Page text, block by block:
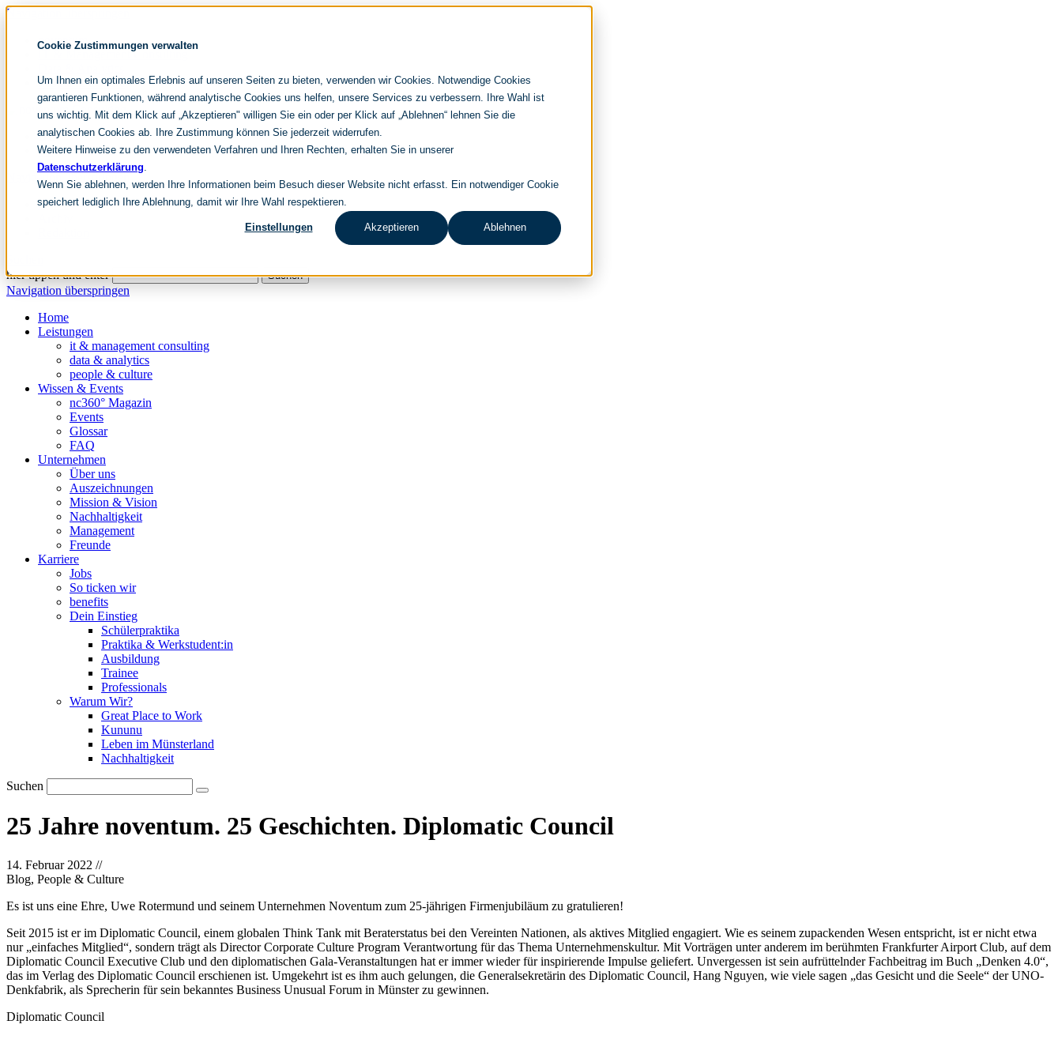
Cookie Zustimmungen verwalten
Um Ihnen ein optimales Erlebnis auf unseren Seiten zu bieten, verwenden wir Cookies. Notwendige Cookies
garantieren Funktionen, während analytische Cookies uns helfen, unsere Services zu verbessern. Ihre Wahl ist
uns wichtig. Mit dem Klick auf „Akzeptieren" willigen Sie ein oder per Klick auf „Ablehnen“ lehnen Sie die
analytischen Cookies ab. Ihre Zustimmung können Sie jederzeit widerrufen.
Weitere Hinweise zu den verwendeten Verfahren und Ihren Rechten, erhalten Sie in unserer
Datenschutzerklärung.
Wenn Sie ablehnen, werden Ihre Informationen beim Besuch dieser Website nicht erfasst. Ein notwendiger Cookie
speichert lediglich Ihre Ablehnung, damit wir Ihre Wahl respektieren.
Einstellungen Akzeptieren Ablehnen
Navigation überspringen
noventum
IT & Management Consulting
People & Culture
DE
EN
Navigation überspringen
Home
hier tippen und enter
Suchen
Navigation überspringen
Home
Leistungen
it & management consulting
data & analytics
people & culture
Wissen & Events
nc360° Magazin
Events
Glossar
FAQ
Unternehmen
Über uns
Auszeichnungen
Mission & Vision
Nachhaltigkeit
Management
Freunde
Karriere
Jobs
So ticken wir
benefits
Dein Einstieg
Schülerpraktika
Praktika & Werkstudent:in
Ausbildung
Trainee
Professionals
Warum Wir?
Great Place to Work
Kununu
Leben im Münsterland
Nachhaltigkeit
Suchen
25 Jahre noventum. 25 Geschichten. Diplomatic Council
14. Februar 2022 //
Blog, People & Culture
Es ist uns eine Ehre, Uwe Rotermund und seinem Unternehmen Noventum zum 25-jährigen Firmenjubiläum zu gratulieren!
Seit 2015 ist er im Diplomatic Council, einem globalen Think Tank mit Beraterstatus bei den Vereinten Nationen, als aktives Mitglied engagiert. Wie es seinem zupackenden Wesen entspricht, ist er nicht etwa
nur „einfaches Mitglied“, sondern trägt als Director Corporate Culture Program Verantwortung für das Thema Unternehmenskultur. Mit Vorträgen unter anderem im berühmten Frankfurter Airport Club, auf dem
Diplomatic Council Executive Club und den diplomatischen Gala-Veranstaltungen hat er immer wieder für inspirierende Impulse geliefert. Unvergessen ist sein aufrüttelnder Fachbeitrag im Buch „Denken 4.0“,
das im Verlag des Diplomatic Council erschienen ist. Umgekehrt ist es ihm auch gelungen, die Generalsekretärin des Diplomatic Council, Hang Nguyen, wie viele sagen „das Gesicht und die Seele“ der UNO-
Denkfabrik, als Sprecherin für sein bekanntes Business Unusual Forum in Münster zu gewinnen.
Diplomatic Council